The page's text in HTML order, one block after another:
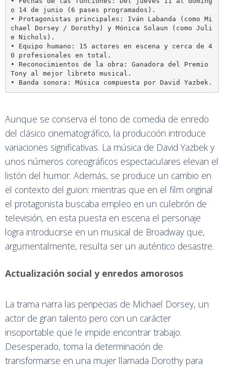
o 14 de junio (6 pases programados).
• Protagonistas principales: Iván Labanda (como Mi
chael Dorsey / Dorothy) y Mónica Solaun (como Juli
e Nichols).
• Equipo humano: 15 actores en escena y cerca de 4
0 profesionales en total.
• Reconocimientos de la obra: Ganadora del Premio
Tony al mejor libreto musical.
Aunque se conserva el tono de comedia de enredo
del clásico cinematográfico, la producción introduce
variaciones significativas. La música de David Yazbek y
unos números coreográficos espectaculares elevan el
listón del humor. Además, se produce un cambio en
el contexto del guion: mientras que en el film original
el protagonista buscaba empleo en un culebrón de
televisión, en esta puesta en escena el personaje
logra introducirse en un musical de Broadway que,
argumentalmente, resulta ser un auténtico desastre.
Actualización social y enredos amorosos
La trama narra las peripecias de Michael Dorsey, un
actor de gran talento pero con un carácter
insoportable que le impide encontrar trabajo.
Desesperado, toma la determinación de
transformarse en una mujer llamada Dorothy para